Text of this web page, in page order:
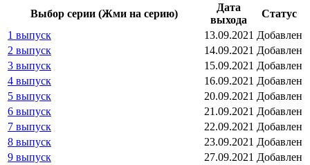
Выбор серии (Жми на серию)
Дата
выхода
Статус
1 выпуск
13.09.2021 Добавлен
2 выпуск
14.09.2021 Добавлен
3 выпуск
15.09.2021 Добавлен
4 выпуск
16.09.2021 Добавлен
5 выпуск
20.09.2021 Добавлен
6 выпуск
21.09.2021 Добавлен
7 выпуск
22.09.2021 Добавлен
8 выпуск
23.09.2021 Добавлен
9 выпуск
27.09.2021 Добавлен